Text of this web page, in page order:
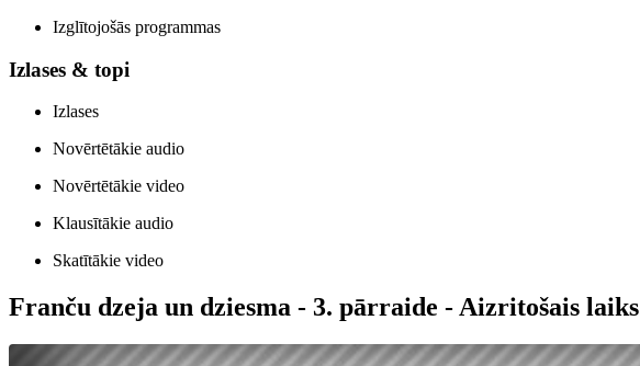
Izglītojošās programmas
Izlases & topi
Izlases
Novērtētākie audio
Novērtētākie video
Klausītākie audio
Skatītākie video
Franču dzeja un dziesma - 3. pārraide - Aizritošais laiks